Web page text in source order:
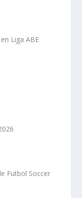
Liga ABE
Futbol Soccer